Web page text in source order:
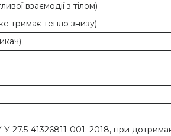
взаємодії з тілом)
тримає тепло знизу)
27.5-41326811-001: 2018, при